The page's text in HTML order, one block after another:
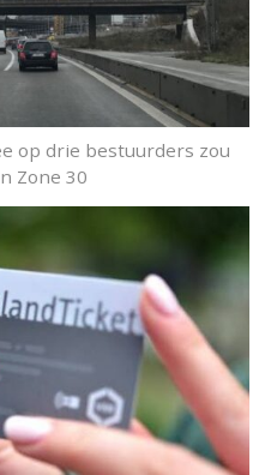
op drie bestuurders zou
Zone 30